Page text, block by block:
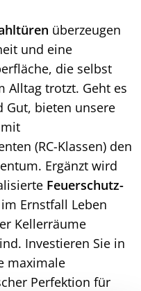
überzeugen
und eine
die selbst
Alltag trotzt. Geht es
Gut, bieten unsere
mit
(RC-Klassen) den
Ergänzt wird
Feuerschutz-
Ernstfall Leben
Kellerräume
Investieren Sie in
maximale
Perfektion für